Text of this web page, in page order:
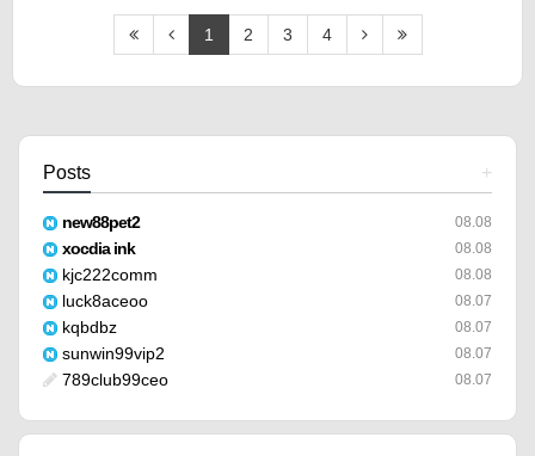
1 2 3 4
+
Posts
08.08
new88pet2
08.08
xocdia ink
08.08
kjc222comm
08.07
luck8aceoo
08.07
kqbdbz
08.07
sunwin99vip2
08.07
789club99ceo